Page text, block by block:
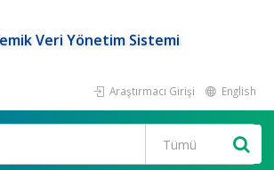
Veri Yönetim Sistemi
Araştırmacı Girişi English